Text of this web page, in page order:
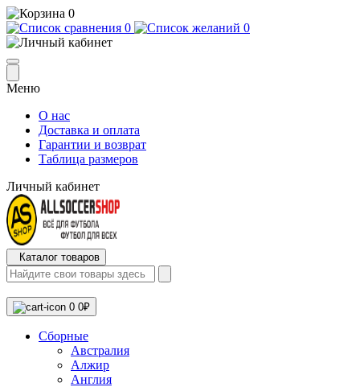
0
0
0
Меню
О нас
Доставка и оплата
Гарантии и возврат
Таблица размеров
Личный кабинет
Каталог товаров
0 0₽
Сборные
Австралия
Алжир
Англия